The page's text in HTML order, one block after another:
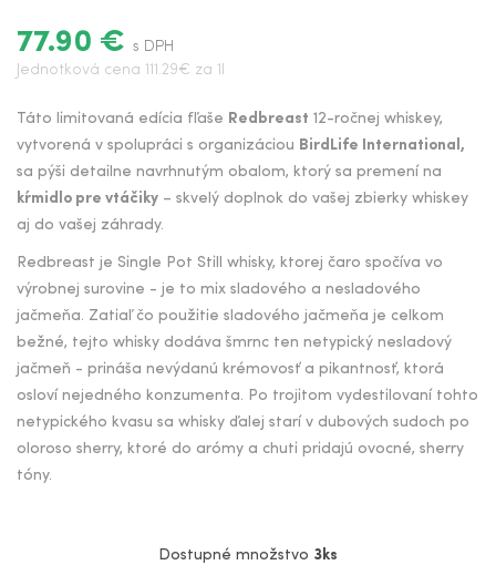
77.90 € s DPH
Jednotková cena 111.29€ za 1l
Táto limitovaná edícia fľaše Redbreast 12-ročnej whiskey,
vytvorená v spolupráci s organizáciou BirdLife International,
sa pýši detailne navrhnutým obalom, ktorý sa premení na
kŕmidlo pre vtáčiky – skvelý doplnok do vašej zbierky whiskey
aj do vašej záhrady.
Redbreast je Single Pot Still whisky, ktorej čaro spočíva vo
výrobnej surovine - je to mix sladového a nesladového
jačmeňa. Zatiaľ čo použitie sladového jačmeňa je celkom
bežné, tejto whisky dodáva šmrnc ten netypický nesladový
jačmeň - prináša nevýdanú krémovosť a pikantnosť, ktorá
osloví nejedného konzumenta. Po trojitom vydestilovaní tohto
netypického kvasu sa whisky ďalej starí v dubových sudoch po
oloroso sherry, ktoré do arómy a chuti pridajú ovocné, sherry
tóny.
Dostupné množstvo 3ks